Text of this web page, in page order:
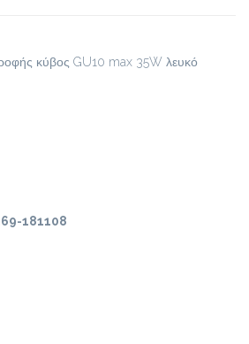
κύβος GU10 max 35W λευκό
181108